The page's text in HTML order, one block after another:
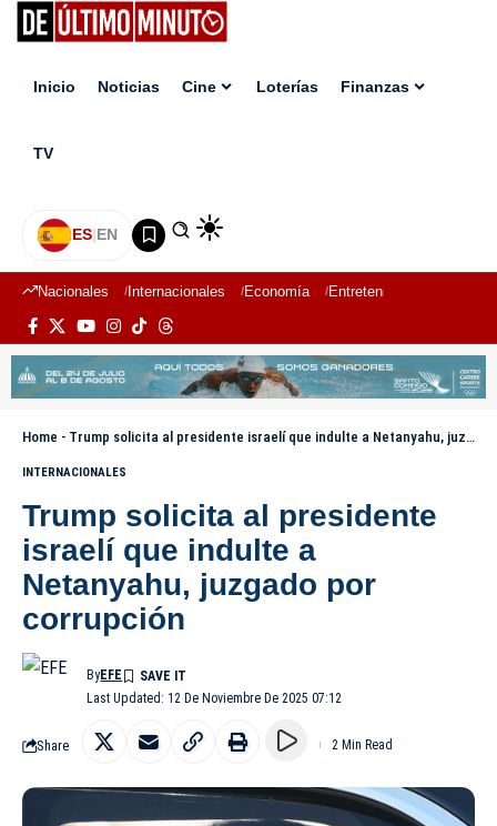
Inicio Noticias Cine Loterías Finanzas
TV
ES|EN
Nacionales Internacionales Economía Entretenimiento
Home - Trump solicita al presidente israelí que indulte a Netanyahu, juzgado por corrupción
INTERNACIONALES
Trump solicita al presidente
israelí que indulte a
Netanyahu, juzgado por
corrupción
Last Updated: 12 De Noviembre De 2025 07:12
ByEFE
Share 2 Min Read